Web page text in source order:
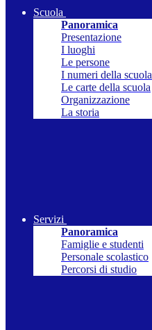
Scuola
Panoramica
Presentazione
I luoghi
Le persone
I numeri della scuola
Le carte della scuola
Organizzazione
La storia
Servizi
Panoramica
Famiglie e studenti
Personale scolastico
Percorsi di studio